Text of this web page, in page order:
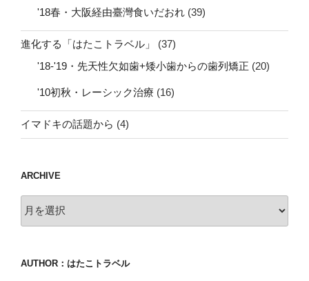
'18春・大阪経由臺灣食いだおれ (39)
進化する「はたこトラベル」
(37)
'18-'19・先天性欠如歯+矮小歯からの歯列矯正 (20)
'10初秋・レーシック治療 (16)
イマドキの話題から (4)
ARCHIVE
AUTHOR：はたこトラベル